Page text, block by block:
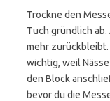
Trockne den
Tuch gründlich
mehr
wichtig, weil
den Block
bevor du die